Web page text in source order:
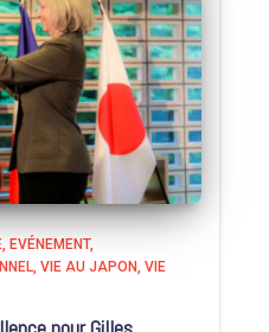
EVÉNEMENT
VIE AU JAPON VIE